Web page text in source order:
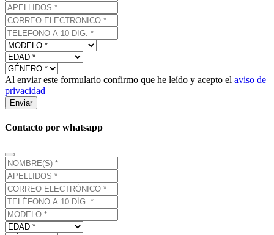
Al enviar este formulario confirmo que he leído y acepto el aviso de
privacidad
Enviar
Contacto por whatsapp